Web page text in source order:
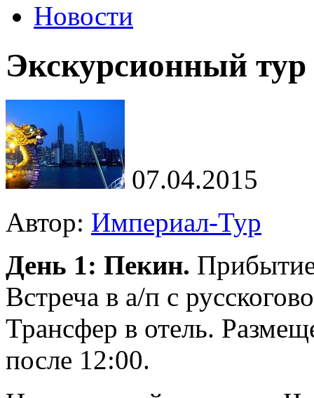
Новости
Экскурсионный
07.04.2015
Автор: Империал-Тур
День 1: Пекин.
Встреча в а/п с
Трансфер в отель.
после 12:00.